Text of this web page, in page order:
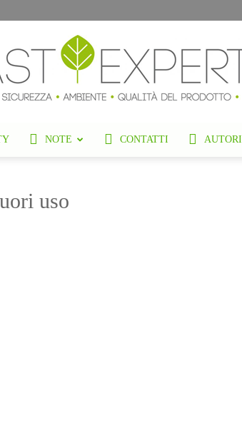
FastExperts
NOTE CONTATTI AUTORI
uso